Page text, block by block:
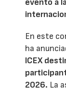
En este
ha
ICEX
2026. La